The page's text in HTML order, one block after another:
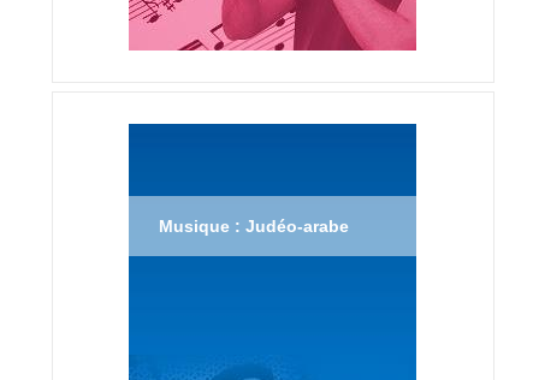
Musique : Judéo-arabe